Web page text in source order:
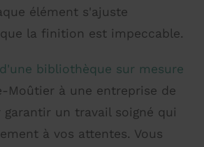
élément s'ajuste
la finition est impeccable.
bibliothèque sur mesure
Moûtier à une entreprise de
garantir un travail soigné qui
à vos attentes. Vous